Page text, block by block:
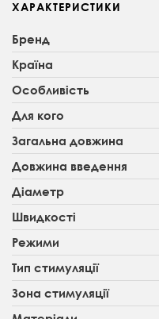
ХАРАКТЕРИСТИКИ
Бренд
Країна
Особливість
Для кого
Загальна довжина
Довжина введення
Діаметр
Швидкості
Режими
Тип стимуляції
Зона стимуляції